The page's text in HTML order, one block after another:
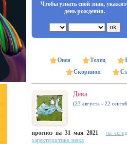
Чтобы узнать свой знак,
день рождения.
Овен Телец
Скорпион
Дева
(23 августа - 22
прогноз на 31 мая 2021
на
характеристика знака